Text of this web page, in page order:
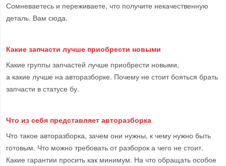
Сомневаетесь и переживаете, что получите некачественную
деталь. Вам сюда.
Какие запчасти лучше приобрести новыми
Какие группы запчастей лучше приобрести новыми,
а какие лучше на авторазборке. Почему не стоит бояться брать
запчасти в статусе бу.
Что из себя представляет авторазборка
Что такое авторазборка, зачем они нужны, к чему нужно быть
готовым. Что можно требовать от разборок а чего не стоит.
Какие гарантии просить как минимум. На что обращать особое